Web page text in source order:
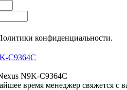
конфиденциальности.
C9364C
N9K-C9364C
время менеджер свяжется с